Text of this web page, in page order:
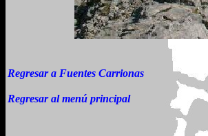
Regresar a Fuentes Carrionas
Regresar al menú principal